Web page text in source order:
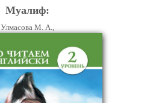
Муалиф:
Улмасова М. А.,